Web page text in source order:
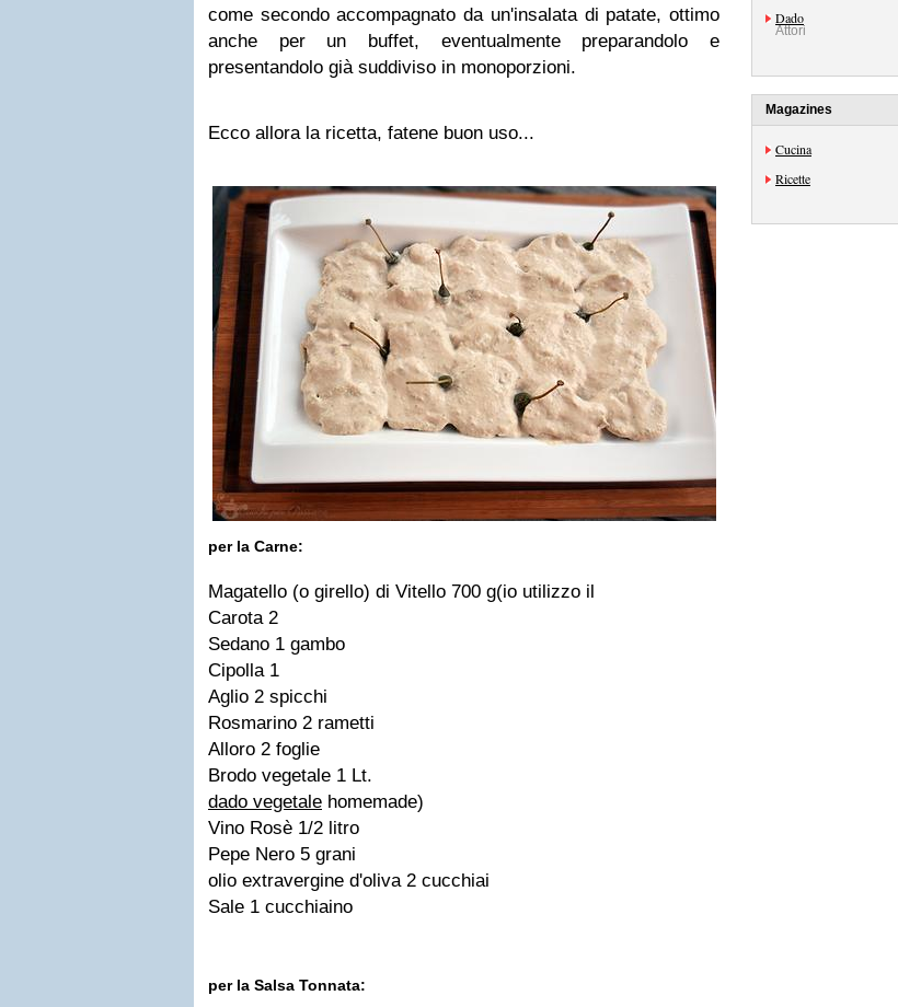
come secondo accompagnato da un'insalata di patate, ottimo
anche per un buffet, eventualmente preparandolo e
presentandolo già suddiviso in monoporzioni.
Ecco allora la ricetta, fatene buon uso...
per la Carne:
Magatello (o girello) di Vitello 700 g(io utilizzo il
Carota 2
Sedano 1 gambo
Cipolla 1
Aglio 2 spicchi
Rosmarino 2 rametti
Alloro 2 foglie
Brodo vegetale 1 Lt.
dado vegetale homemade)
Vino Rosè 1/2 litro
Pepe Nero 5 grani
olio extravergine d'oliva 2 cucchiai
Sale 1 cucchiaino
per la Salsa Tonnata:
Dado
Attori
Magazines
Cucina
Ricette